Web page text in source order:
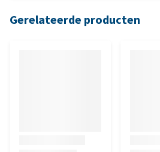
Gerelateerde producten